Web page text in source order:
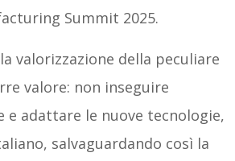
Summit 2025.
valorizzazione della peculiare
valore: non inseguire
e adattare le nuove tecnologie,
salvaguardando così la